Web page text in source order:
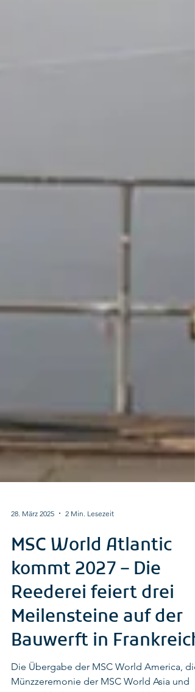
28. März 2025 2 Min. Lesezeit
MSC World Atlantic
kommt 2027 – Die
Reederei feiert drei
Meilensteine auf der
Bauwerft in Frankreich